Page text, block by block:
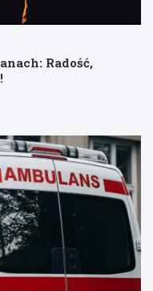
Radość,